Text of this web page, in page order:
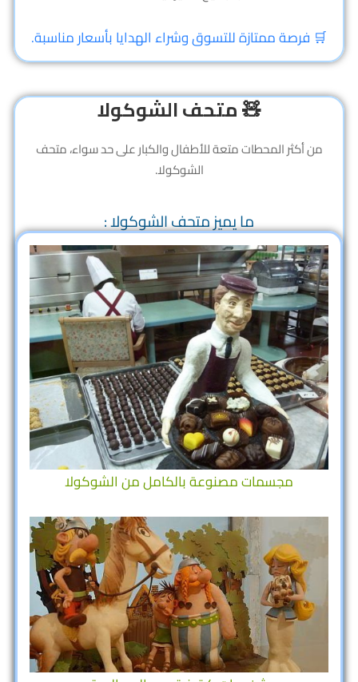
🛒 فرصة ممتازة للتسوق وشراء الهدايا بأسعار مناسبة.
🧸 متحف الشوكولا
من أكثر المحطات متعة للأطفال والكبار على حد سواء، متحف
الشوكولا.
ما يميز متحف الشوكولا :
مجسمات مصنوعة بالكامل من الشوكولا